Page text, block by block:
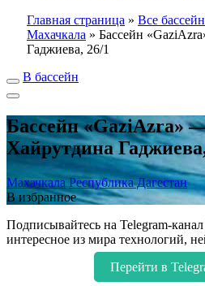
Главная страница » Все
Махачкала » Бассейн
Гаджиева, 26/1
В бассейн
Бассейн «GaziAzra»
Хайрутдина
Махачкала Республика Дагестан
В избранное
Подписывайтесь на Telegram-канал
интересное из мира технологий,
Перейти в